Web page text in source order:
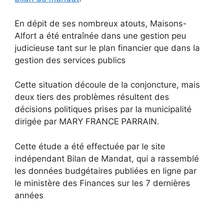
En dépit de ses nombreux atouts, Maisons-
Alfort a été entraînée dans une gestion peu
judicieuse tant sur le plan financier que dans la
gestion des services publics
Cette situation découle de la conjoncture, mais
deux tiers des problèmes résultent des
décisions politiques prises par la municipalité
dirigée par MARY FRANCE PARRAIN.
Cette étude a été effectuée par le site
indépendant Bilan de Mandat, qui a rassemblé
les données budgétaires publiées en ligne par
le ministère des Finances sur les 7 dernières
années